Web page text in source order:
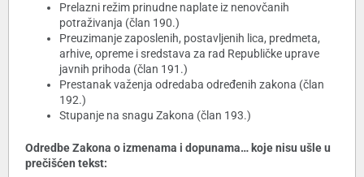
Prelazni režim prinudne naplate iz nenovčanih
potraživanja (član 190.)
Preuzimanje zaposlenih, postavljenih lica, predmeta,
arhive, opreme i sredstava za rad Republičke uprave
javnih prihoda (član 191.)
Prestanak važenja odredaba određenih zakona (član
192.)
Stupanje na snagu Zakona (član 193.)
Odredbe Zakona o izmenama i dopunama… koje nisu ušle u
prečišćen tekst: